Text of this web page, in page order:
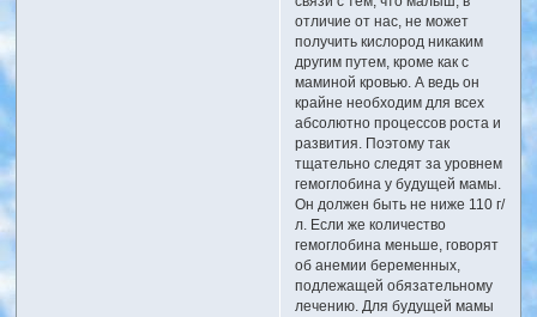
отличие от нас, не может
получить кислород никаким
другим путем, кроме как с
маминой кровью. А ведь он
крайне необходим для всех
абсолютно процессов роста и
развития. Поэтому так
тщательно следят за уровнем
гемоглобина у будущей мамы.
Он должен быть не ниже 110 г/
л. Если же количество
гемоглобина меньше, говорят
об анемии беременных,
подлежащей обязательному
лечению. Для будущей мамы